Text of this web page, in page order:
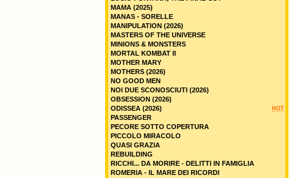
MAMA (2025)
MANAS - SORELLE
MANIPULATION (2026)
MASTERS OF THE UNIVERSE
MINIONS & MONSTERS
MORTAL KOMBAT II
MOTHER MARY
MOTHERS (2026)
NO GOOD MEN
NOI DUE SCONOSCIUTI (2026)
OBSESSION (2026)
HOT
ODISSEA (2026)
PASSENGER
PECORE SOTTO COPERTURA
PICCOLO MIRACOLO
QUASI GRAZIA
REBUILDING
RICCHI... DA MORIRE - DELITTI IN FAMIGLIA
ROMERIA - IL MARE DEI RICORDI